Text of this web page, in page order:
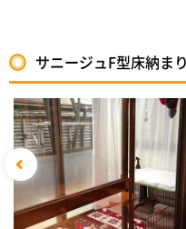
サニージュF型床納ま